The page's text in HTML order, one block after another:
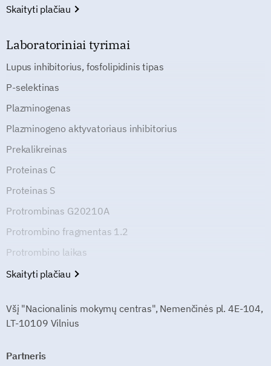
Skaityti plačiau
Laboratoriniai tyrimai
Lupus inhibitorius, fosfolipidinis tipas
P-selektinas
Plazminogenas
Plazminogeno aktyvatoriaus inhibitorius
Prekalikreinas
Proteinas C
Proteinas S
Protrombinas G20210A
Protrombino fragmentas 1.2
Protrombino laikas
Skaityti plačiau
Všį "Nacionalinis mokymų centras", Nemenčinės pl. 4E-104,
LT-10109 Vilnius
Partneris